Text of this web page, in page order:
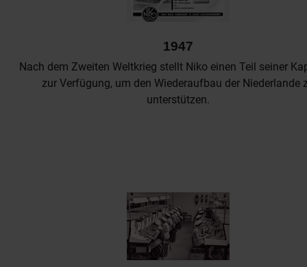
1947
Nach dem Zweiten Weltkrieg stellt Niko einen Teil seiner
zur Verfügung, um den Wiederaufbau der Niederlande
unterstützen.